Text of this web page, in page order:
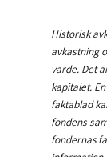
Historisk
avkastning
värde. Det
kapitalet.
faktablad
fondens
fondernas